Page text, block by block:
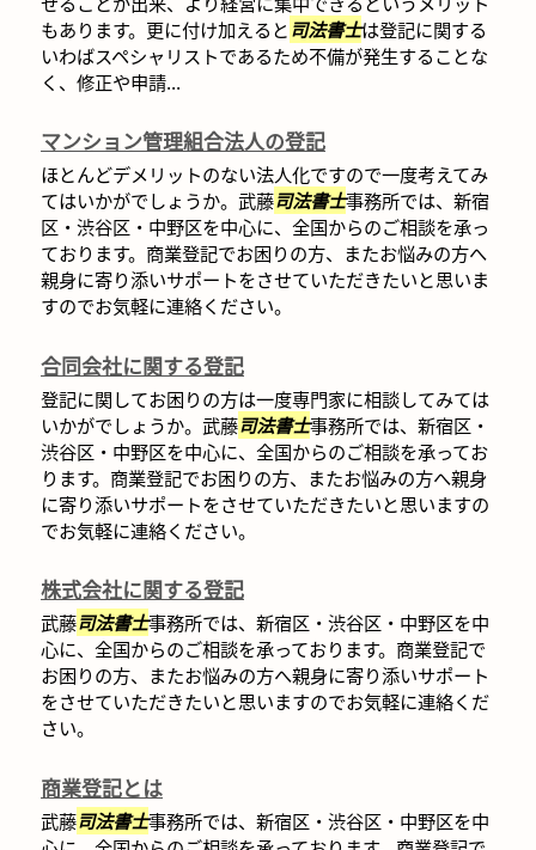
もあります。更に付け加えると司法書士は登記に関する
いわばスペシャリストであるため不備が発生することな
く、修正や申請...
マンション管理組合法人の登記
ほとんどデメリットのない法人化ですので一度考えてみ
てはいかがでしょうか。武藤司法書士事務所では、新宿
区・渋谷区・中野区を中心に、全国からのご相談を承っ
ております。商業登記でお困りの方、またお悩みの方へ
親身に寄り添いサポートをさせていただきたいと思いま
すのでお気軽に連絡ください。
合同会社に関する登記
登記に関してお困りの方は一度専門家に相談してみては
いかがでしょうか。武藤司法書士事務所では、新宿区・
渋谷区・中野区を中心に、全国からのご相談を承ってお
ります。商業登記でお困りの方、またお悩みの方へ親身
に寄り添いサポートをさせていただきたいと思いますの
でお気軽に連絡ください。
株式会社に関する登記
武藤司法書士事務所では、新宿区・渋谷区・中野区を中
心に、全国からのご相談を承っております。商業登記で
お困りの方、またお悩みの方へ親身に寄り添いサポート
をさせていただきたいと思いますのでお気軽に連絡くだ
さい。
商業登記とは
武藤司法書士事務所では、新宿区・渋谷区・中野区を中